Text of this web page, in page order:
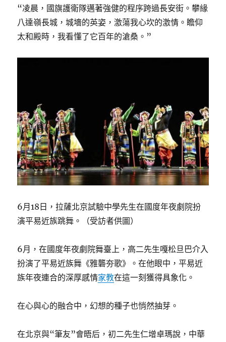
“凌晨，國旗護衛隊邁著強健的程序跨過長安街。攀緣
八達嶺長城，城墻的英姿，激蕩我心坎的激情。瞻仰
太和殿時，我看懂了它百年的滄桑。”
6月18日，拉薩北京試驗中學先生在國度年夜劇院扮
演平易近族跳舞。（受訪者供圖）
6月，在國度年夜劇院舞臺上，高二先生嘎松旦巴介入
扮演了平易近族舞《雅礱夯歌》。在他眼中，平易近
族年夜連合的深厚感情家教在這一刻獲得具象化。
在心與心的融合中，幻想的種子也悄然抽芽。
在北京與“筆友”會晤后，初二先生仁增卓瑪說，中華